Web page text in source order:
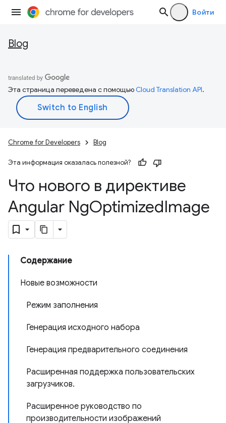
Войти
Blog
Эта страница переведена с помощьюCloud Translation API.
Chrome for Developers Blog
Эта информация оказалась полезной?
Что нового в директиве
Angular NgOptimizedImage
Содержание
Новые возможности
Режим заполнения
Генерация исходного набора
Генерация предварительного соединения
Расширенная поддержка пользовательских
загрузчиков.
Расширенное руководство по
производительности изображений